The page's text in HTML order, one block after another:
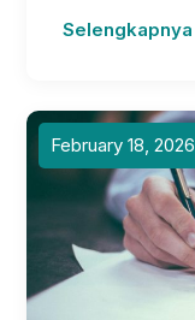
Selengkapnya
February 18, 2026